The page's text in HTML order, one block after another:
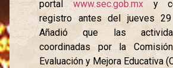
portal www.sec.gob.mxy
registro antes del jueves
Añadió que las
coordinadas por la
Evaluación y Mejora Educativa